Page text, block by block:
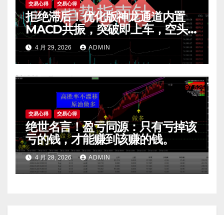
交易心得 交易心得
拒绝滞后！优化版神龙通道内置
MACD共振，突破即上车，空头
陷阱一眼看穿。
4 月 29, 2026 ADMIN
交易心得 交易心得
绝世名言！盈亏同源：只有亏掉该
亏的钱，才能赚到该赚的钱。
4 月 28, 2026 ADMIN